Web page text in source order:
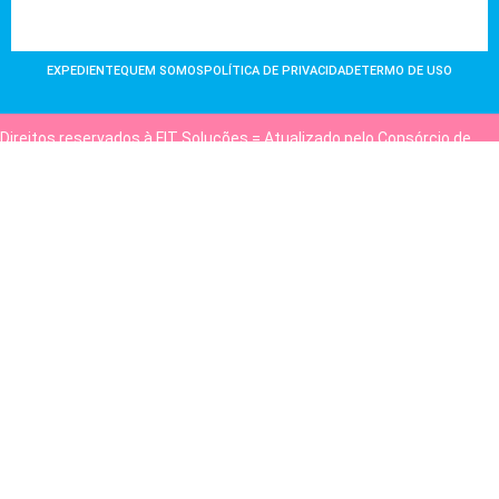
EXPEDIENTEQUEM SOMOSPOLÍTICA DE PRIVACIDADETERMO DE USO
Direitos reservados à FIT Soluções = Atualizado pelo Consórcio de